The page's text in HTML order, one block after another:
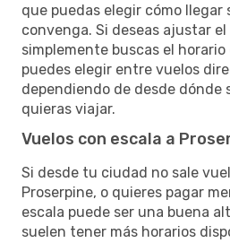
que puedas elegir cómo llegar
convenga. Si deseas ajustar
simplemente buscas el
puedes elegir entre vuelos
dependiendo de desde dónde
quieras viajar.
Vuelos con escala a
Si desde tu ciudad no sale
Proserpine, o quieres pagar
escala puede ser una buena
suelen tener más horarios